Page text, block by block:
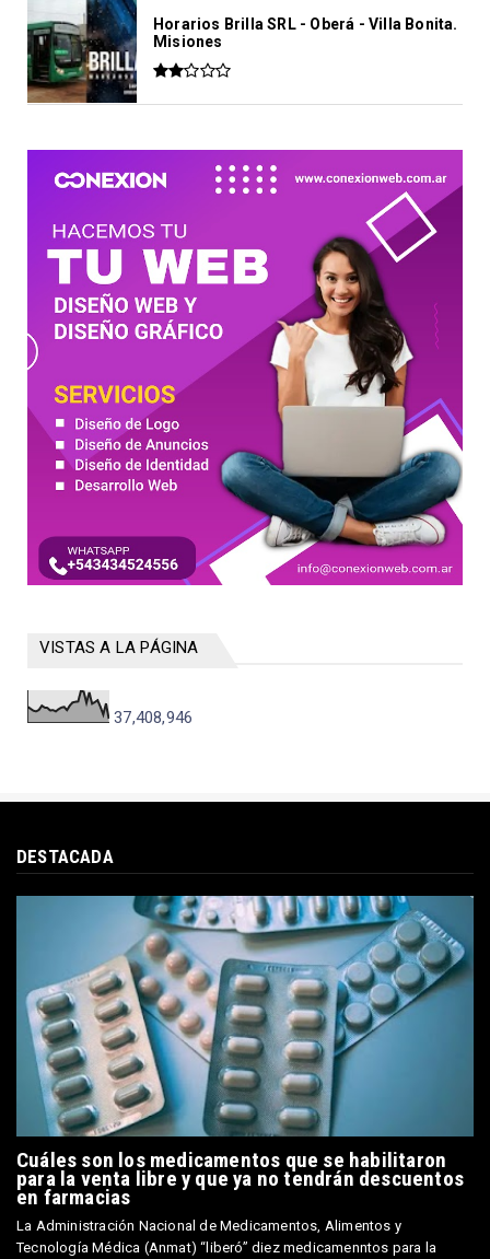
Horarios Brilla SRL - Oberá - Villa Bonita.
Misiones
VISTAS A LA PÁGINA
37,408,946
DESTACADA
Cuáles son los medicamentos que se habilitaron
para la venta libre y que ya no tendrán descuentos
en farmacias
La Administración Nacional de Medicamentos, Alimentos y
Tecnología Médica (Anmat) “liberó” diez medicamenntos para la